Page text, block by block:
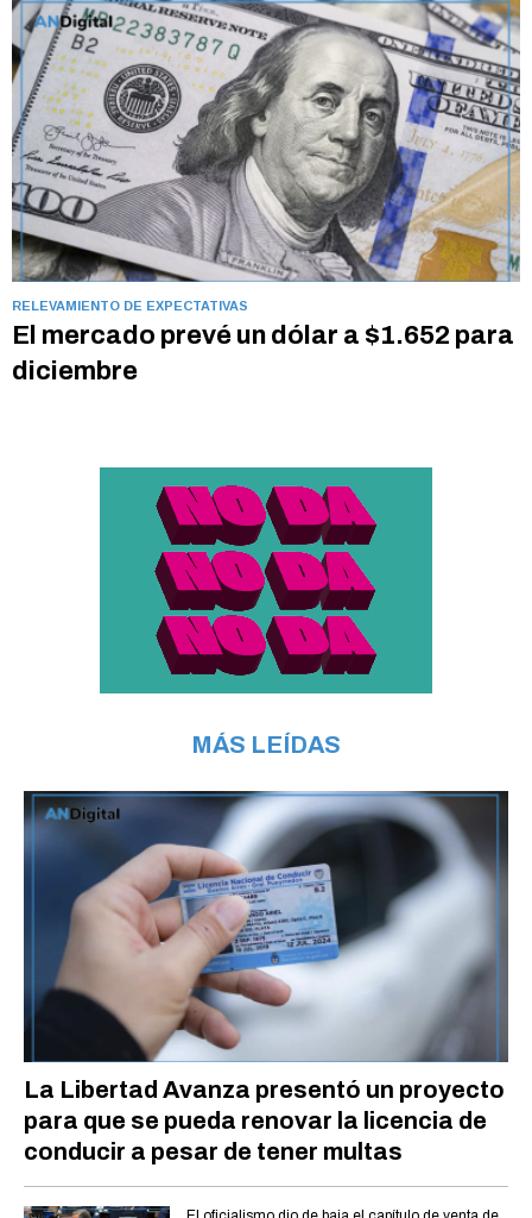
RELEVAMIENTO DE EXPECTATIVAS
El mercado prevé un dólar a $1.652 para
diciembre
MÁS LEÍDAS
La Libertad Avanza presentó un proyecto
para que se pueda renovar la licencia de
conducir a pesar de tener multas